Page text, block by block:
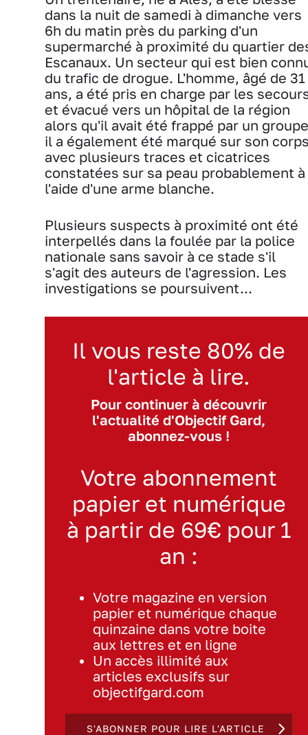
dans la nuit de samedi à dimanche vers
6h du matin près du parking d'un
supermarché à proximité du quartier
Escanaux. Un secteur qui est bien
du trafic de drogue. L'homme, âgé de 31
ans, a été pris en charge par les
et évacué vers un hôpital de la région
alors qu'il avait été frappé par un
il a également été marqué sur son
avec plusieurs traces et cicatrices
constatées sur sa peau probablement à
l'aide d'une arme blanche.
Plusieurs suspects à proximité ont été
interpellés dans la foulée par la police
nationale sans savoir à ce stade s'il
s'agit des auteurs de l'agression. Les
investigations se poursuivent...
Il vous reste 80% de
l'article à lire.
Pour continuer à découvrir
l'actualité d'Objectif Gard,
abonnez-vous !
Votre abonnement
papier et numérique
à partir de 69€ pour 1
an :
Votre magazine en version
papier et numérique chaque
quinzaine dans votre boite
aux lettres et en ligne
Un accès illimité aux
articles exclusifs sur
objectifgard.com
S'ABONNER POUR LIRE L'ARTICLE